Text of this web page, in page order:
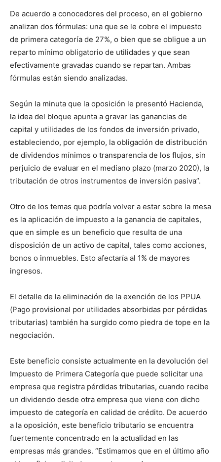
De acuerdo a conocedores del proceso, en el gobierno
analizan dos fórmulas: una que se le cobre el impuesto
de primera categoría de 27%, o bien que se obligue a un
reparto mínimo obligatorio de utilidades y que sean
efectivamente gravadas cuando se repartan. Ambas
fórmulas están siendo analizadas.
Según la minuta que la oposición le presentó Hacienda,
la idea del bloque apunta a gravar las ganancias de
capital y utilidades de los fondos de inversión privado,
estableciendo, por ejemplo, la obligación de distribución
de dividendos mínimos o transparencia de los flujos, sin
perjuicio de evaluar en el mediano plazo (marzo 2020), la
tributación de otros instrumentos de inversión pasiva”.
Otro de los temas que podría volver a estar sobre la mesa
es la aplicación de impuesto a la ganancia de capitales,
que en simple es un beneficio que resulta de una
disposición de un activo de capital, tales como acciones,
bonos o inmuebles. Esto afectaría al 1% de mayores
ingresos.
El detalle de la eliminación de la exención de los PPUA
(Pago provisional por utilidades absorbidas por pérdidas
tributarias) también ha surgido como piedra de tope en la
negociación.
Este beneficio consiste actualmente en la devolución del
Impuesto de Primera Categoría que puede solicitar una
empresa que registra pérdidas tributarias, cuando recibe
un dividendo desde otra empresa que viene con dicho
impuesto de categoría en calidad de crédito. De acuerdo
a la oposición, este beneficio tributario se encuentra
fuertemente concentrado en la actualidad en las
empresas más grandes. “Estimamos que en el último año